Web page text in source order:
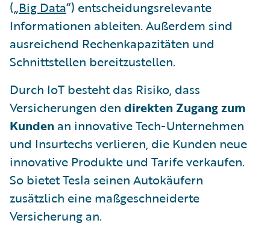
(„Big Data“) entscheidungsrelevante
Informationen ableiten. Außerdem sind
ausreichend Rechenkapazitäten und
Schnittstellen bereitzustellen.
Durch IoT besteht das Risiko, dass
Versicherungen den direkten Zugang zum
Kunden an innovative Tech-Unternehmen
und Insurtechs verlieren, die Kunden neue
innovative Produkte und Tarife verkaufen.
So bietet Tesla seinen Autokäufern
zusätzlich eine maßgeschneiderte
Versicherung an.